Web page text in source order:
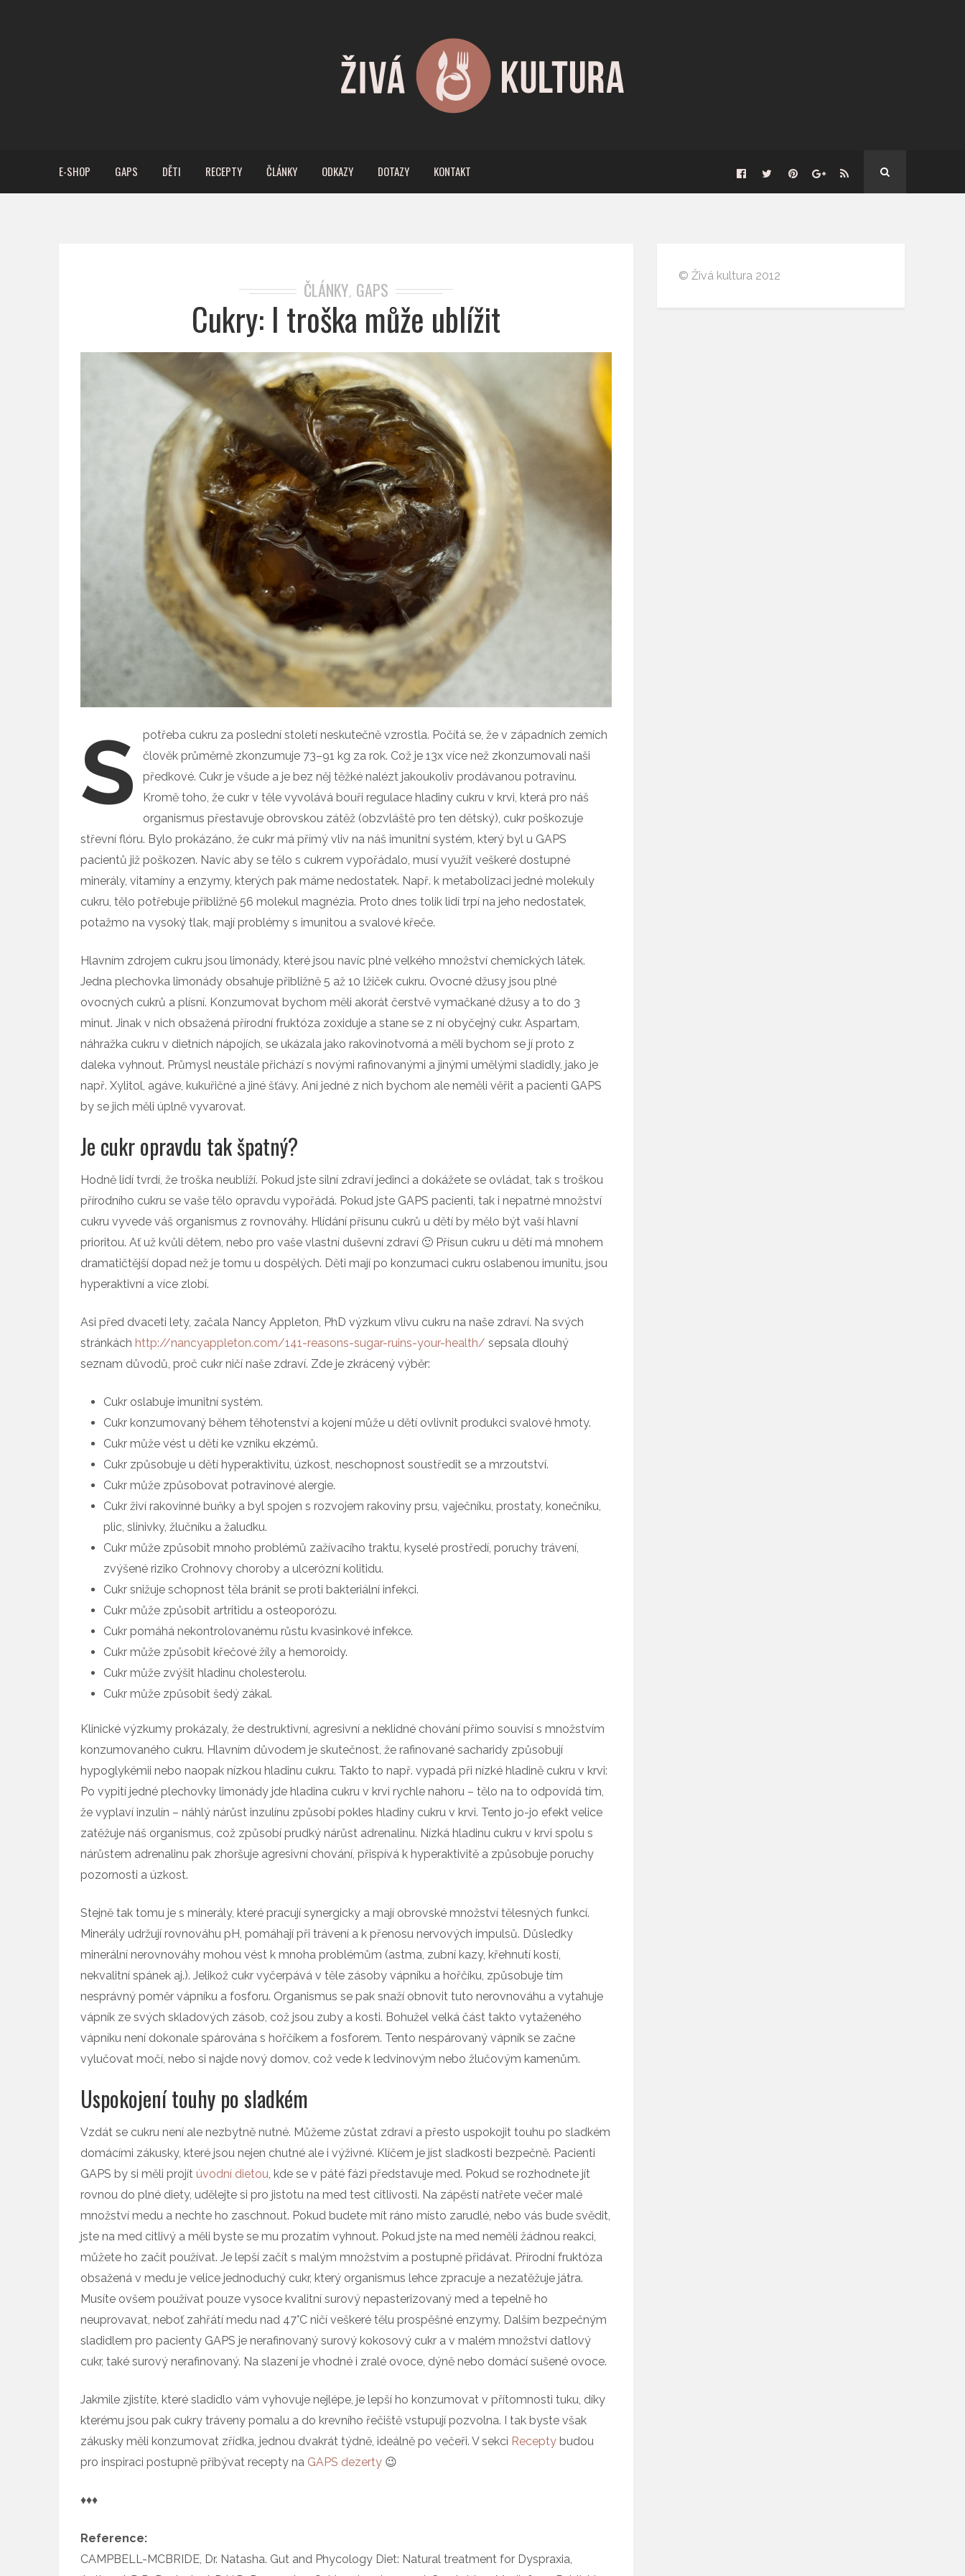
E-SHOP GAPS DĚTI RECEPTY ČLÁNKY ODKAZY DOTAZY KONTAKT
ČLÁNKY, GAPS
Cukry: I troška může ublížit
S
potřeba cukru za poslední století neskutečně vzrostla. Počítá se, že v západních zemích
člověk průměrně zkonzumuje 73–91 kg za rok. Což je 13x více než zkonzumovali naši
předkové. Cukr je všude a je bez něj těžké nalézt jakoukoliv prodávanou potravinu.
Kromě toho, že cukr v těle vyvolává bouři regulace hladiny cukru v krvi, která pro náš
organismus přestavuje obrovskou zátěž (obzvláště pro ten dětský), cukr poškozuje
střevní flóru. Bylo prokázáno, že cukr má přímý vliv na náš imunitní systém, který byl u GAPS
pacientů již poškozen. Navíc aby se tělo s cukrem vypořádalo, musí využít veškeré dostupné
minerály, vitamíny a enzymy, kterých pak máme nedostatek. Např. k metabolizaci jedné molekuly
cukru, tělo potřebuje přibližně 56 molekul magnézia. Proto dnes tolik lidí trpí na jeho nedostatek,
potažmo na vysoký tlak, mají problémy s imunitou a svalové křeče.
Hlavním zdrojem cukru jsou limonády, které jsou navíc plné velkého množství chemických látek.
Jedna plechovka limonády obsahuje přibližně 5 až 10 lžiček cukru. Ovocné džusy jsou plné
ovocných cukrů a plísní. Konzumovat bychom měli akorát čerstvě vymačkané džusy a to do 3
minut. Jinak v nich obsažená přírodní fruktóza zoxiduje a stane se z ní obyčejný cukr. Aspartam,
náhražka cukru v dietních nápojích, se ukázala jako rakovinotvorná a měli bychom se jí proto z
daleka vyhnout. Průmysl neustále přichází s novými rafinovanými a jinými umělými sladidly, jako je
např. Xylitol, agáve, kukuřičné a jiné šťávy. Ani jedné z nich bychom ale neměli věřit a pacienti GAPS
by se jich měli úplně vyvarovat.
Je cukr opravdu tak špatný?
Hodně lidí tvrdí, že troška neublíží. Pokud jste silní zdraví jedinci a dokážete se ovládat, tak s troškou
přírodního cukru se vaše tělo opravdu vypořádá. Pokud jste GAPS pacienti, tak i nepatrné množství
cukru vyvede váš organismus z rovnováhy. Hlídání přísunu cukrů u dětí by mělo být vaší hlavní
prioritou. Ať už kvůli dětem, nebo pro vaše vlastní duševní zdraví 🙂 Přísun cukru u dětí má mnohem
dramatičtější dopad než je tomu u dospělých. Děti mají po konzumaci cukru oslabenou imunitu, jsou
hyperaktivní a více zlobí.
Asi před dvaceti lety, začala Nancy Appleton, PhD výzkum vlivu cukru na naše zdraví. Na svých
stránkách http://nancyappleton.com/141-reasons-sugar-ruins-your-health/ sepsala dlouhý
seznam důvodů, proč cukr ničí naše zdraví. Zde je zkrácený výběr:
Cukr oslabuje imunitní systém.
Cukr konzumovaný během těhotenství a kojení může u dětí ovlivnit produkci svalové hmoty.
Cukr může vést u dětí ke vzniku ekzémů.
Cukr způsobuje u dětí hyperaktivitu, úzkost, neschopnost soustředit se a mrzoutství.
Cukr může způsobovat potravinové alergie.
Cukr živí rakovinné buňky a byl spojen s rozvojem rakoviny prsu, vaječníku, prostaty, konečníku,
plic, slinivky, žlučníku a žaludku.
Cukr může způsobit mnoho problémů zažívacího traktu, kyselé prostředí, poruchy trávení,
zvýšené riziko Crohnovy choroby a ulcerózní kolitidu.
Cukr snižuje schopnost těla bránit se proti bakteriální infekci.
Cukr může způsobit artritidu a osteoporózu.
Cukr pomáhá nekontrolovanému růstu kvasinkové infekce.
Cukr může způsobit křečové žíly a hemoroidy.
Cukr může zvýšit hladinu cholesterolu.
Cukr může způsobit šedý zákal.
Klinické výzkumy prokázaly, že destruktivní, agresivní a neklidné chování přímo souvisí s množstvím
konzumovaného cukru. Hlavním důvodem je skutečnost, že rafinované sacharidy způsobují
hypoglykémii nebo naopak nízkou hladinu cukru. Takto to např. vypadá při nízké hladině cukru v krvi:
Po vypití jedné plechovky limonády jde hladina cukru v krvi rychle nahoru – tělo na to odpovídá tím,
že vyplaví inzulín – náhlý nárůst inzulínu způsobí pokles hladiny cukru v krvi. Tento jo-jo efekt velice
zatěžuje náš organismus, což způsobí prudký nárůst adrenalinu. Nízká hladinu cukru v krvi spolu s
nárůstem adrenalinu pak zhoršuje agresivní chování, přispívá k hyperaktivitě a způsobuje poruchy
pozornosti a úzkost.
Stejně tak tomu je s minerály, které pracují synergicky a mají obrovské množství tělesných funkcí.
Minerály udržují rovnováhu pH, pomáhají při trávení a k přenosu nervových impulsů. Důsledky
minerální nerovnováhy mohou vést k mnoha problémům (astma, zubní kazy, křehnutí kostí,
nekvalitní spánek aj.). Jelikož cukr vyčerpává v těle zásoby vápníku a hořčíku, způsobuje tím
nesprávný poměr vápníku a fosforu. Organismus se pak snaží obnovit tuto nerovnováhu a vytahuje
vápník ze svých skladových zásob, což jsou zuby a kosti. Bohužel velká část takto vytaženého
vápníku není dokonale spárována s hořčíkem a fosforem. Tento nespárovaný vápník se začne
vylučovat močí, nebo si najde nový domov, což vede k ledvinovým nebo žlučovým kamenům.
Uspokojení touhy po sladkém
Vzdát se cukru není ale nezbytně nutné. Můžeme zůstat zdraví a přesto uspokojit touhu po sladkém
domácími zákusky, které jsou nejen chutné ale i výživné. Klíčem je jíst sladkosti bezpečně. Pacienti
GAPS by si měli projít úvodní dietou, kde se v páté fázi představuje med. Pokud se rozhodnete jít
rovnou do plné diety, udělejte si pro jistotu na med test citlivosti. Na zápěstí natřete večer malé
množství medu a nechte ho zaschnout. Pokud budete mít ráno místo zarudlé, nebo vás bude svědit,
jste na med citlivý a měli byste se mu prozatím vyhnout. Pokud jste na med neměli žádnou reakci,
můžete ho začít používat. Je lepší začít s malým množstvím a postupně přidávat. Přírodní fruktóza
obsažená v medu je velice jednoduchý cukr, který organismus lehce zpracuje a nezatěžuje játra.
Musíte ovšem používat pouze vysoce kvalitní surový nepasterizovaný med a tepelně ho
neuprovavat, neboť zahřátí medu nad 47°C ničí veškeré tělu prospěšné enzymy. Dalším bezpečným
sladidlem pro pacienty GAPS je nerafinovaný surový kokosový cukr a v malém množství datlový
cukr, také surový nerafinovaný. Na slazení je vhodné i zralé ovoce, dýně nebo domácí sušené ovoce.
Jakmile zjistíte, které sladidlo vám vyhovuje nejlépe, je lepší ho konzumovat v přítomnosti tuku, díky
kterému jsou pak cukry tráveny pomalu a do krevního řečiště vstupují pozvolna. I tak byste však
zákusky měli konzumovat zřídka, jednou dvakrát týdně, ideálně po večeři. V sekci Recepty budou
pro inspiraci postupně přibývat recepty na GAPS dezerty 😉
♦♦♦
Reference:
CAMPBELL-MCBRIDE, Dr. Natasha. Gut and Phycology Diet: Natural treatment for Dyspraxia,
© Živá kultura 2012